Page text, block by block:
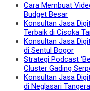
Cara Membuat
Budget Besar
Konsultan Jasa
Terbaik di Cisoka
Konsultan Jasa
di Sentul Bogor
Strategi Podcast
Cluster Gading
Konsultan Jasa
di Neglasari